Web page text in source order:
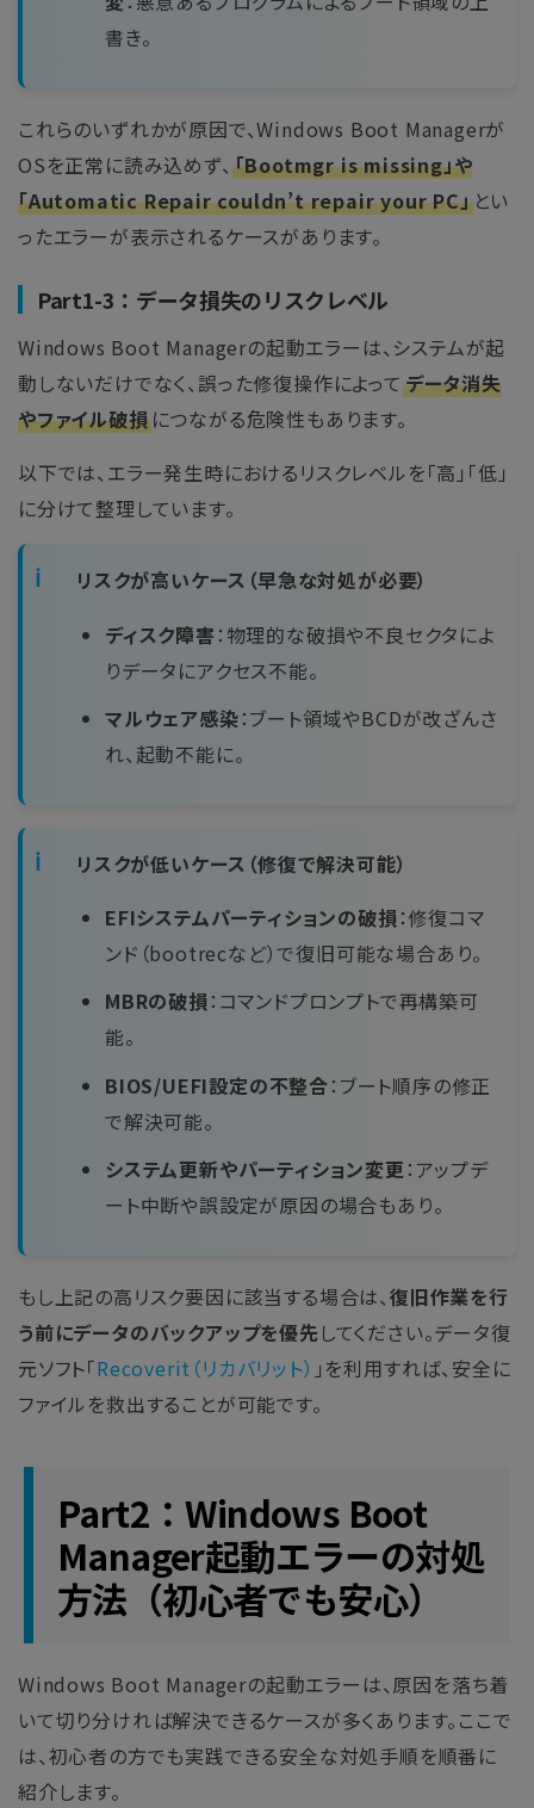
書き。
これらのいずれかが原因で、Windows Boot Managerが
OSを正常に読み込めず、 「Bootmgr is missing」や
「Automatic Repair couldn’t repair your PC」とい
ったエラーが表示されるケースがあります。
Part1-3：データ損失のリスクレベル
Windows Boot Managerの起動エラーは、システムが起
動しないだけでなく、誤った修復操作によって データ消失
やファイル破損につながる危険性もあります。
以下では、エラー発生時におけるリスクレベルを「高」「低」
に分けて整理しています。
リスクが高いケース（早急な対処が必要）
ディスク障害 ：物理的な破損や不良セクタによ
りデータにアクセス不能。
マルウェア感染：ブート領域やBCDが改ざんさ
れ、起動不能に。
リスクが低いケース（修復で解決可能）
EFIシステムパーティションの破損 ：修復コマ
ンド（bootrecなど）で復旧可能な場合あり。
MBRの破損 ：コマンドプロンプトで再構築可
能。
BIOS/UEFI設定の不整合：ブート順序の修正
で解決可能。
システム更新やパーティション変更：アップデ
ート中断や誤設定が原因の場合もあり。
もし上記の高リスク要因に該当する場合は、復旧作業を行
う前にデータのバックアップを優先 してください。データ復
元ソフト「Recoverit（リカバリット） 」を利用すれば、安全に
ファイルを救出することが可能です。
Part2：Windows Boot
Manager起動エラーの対処
方法（初心者でも安心）
Windows Boot Managerの起動エラーは、原因を落ち着
いて切り分ければ解決できるケースが多くあります。ここで
は、初心者の方でも実践できる安全な対処手順を順番に
紹介します。